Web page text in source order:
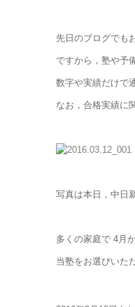
先日のブログでも
ですから，塾や予
数字や実績だけで
なお，合格実績に
写真は本日，中日
多くの家庭で 4月
当塾をお選びいた